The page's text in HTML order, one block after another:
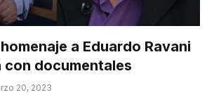
a Eduardo Ravani
con documentales
20, 2023